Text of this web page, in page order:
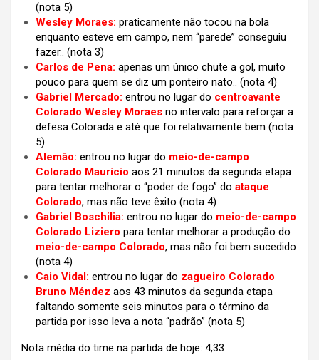
(nota 5)
Wesley Moraes: praticamente não tocou na bola
enquanto esteve em campo, nem “parede” conseguiu
fazer.. (nota 3)
Carlos de Pena: apenas um único chute a gol, muito
pouco para quem se diz um ponteiro nato.. (nota 4)
Gabriel Mercado: entrou no lugar do centroavante
Colorado Wesley Moraes no intervalo para reforçar a
defesa Colorada e até que foi relativamente bem (nota
5)
Alemão: entrou no lugar do meio-de-campo
Colorado Maurício aos 21 minutos da segunda etapa
para tentar melhorar o “poder de fogo” do ataque
Colorado, mas não teve êxito (nota 4)
Gabriel Boschilia: entrou no lugar do meio-de-campo
Colorado Liziero para tentar melhorar a produção do
meio-de-campo Colorado, mas não foi bem sucedido
(nota 4)
Caio Vidal: entrou no lugar do zagueiro Colorado
Bruno Méndez aos 43 minutos da segunda etapa
faltando somente seis minutos para o término da
partida por isso leva a nota “padrão” (nota 5)
Nota média do time na partida de hoje: 4,33